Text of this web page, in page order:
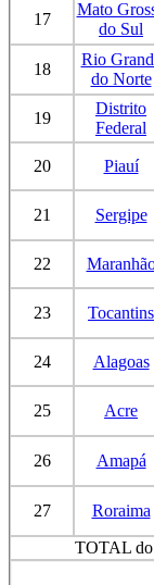
17
Mato
do Sul
18
Rio
do Norte
19
Distrito
Federal
20 Piauí
21 Sergipe
22
23 Tocantins
24 Alagoas
25 Acre
26 Amapá
27 Roraima
TOTAL do